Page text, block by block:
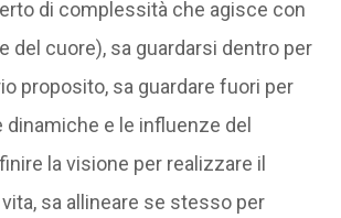
di complessità che agisce con
del cuore), sa guardarsi dentro per
proposito, sa guardare fuori per
e le influenze del
la visione per realizzare il
sa allineare se stesso per